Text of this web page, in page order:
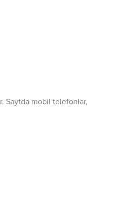
Saytda mobil telefonlar,